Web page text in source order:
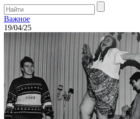
Важное
19/04/25